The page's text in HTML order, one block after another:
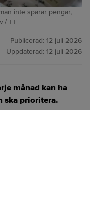
inte sparar pengar,
/ TT
Publicerad: 12 juli 2026
Uppdaterad: 12 juli 2026
månad kan ha
ska prioritera.